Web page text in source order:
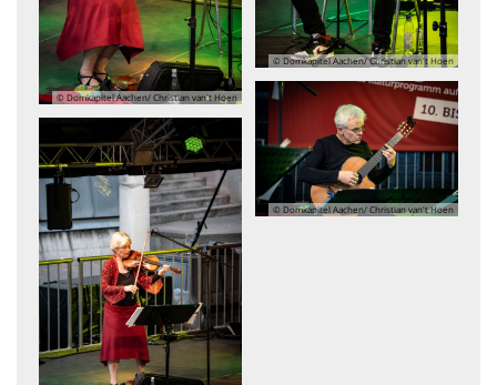
© Domkapitel Aachen/ Christian van't Hoen
© Domkapitel Aachen/ Christian van't Hoen
© Domkapitel Aachen/ Christian van't Hoen